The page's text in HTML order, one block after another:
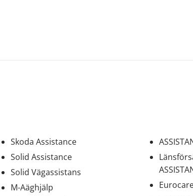
Skoda Assistance
Solid Assistance
Solid Vägassistans
M-Aäghjälp